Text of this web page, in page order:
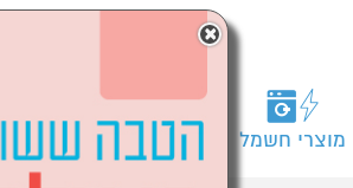
מוצרי חשמל מחשבים וציוד היקפי
×